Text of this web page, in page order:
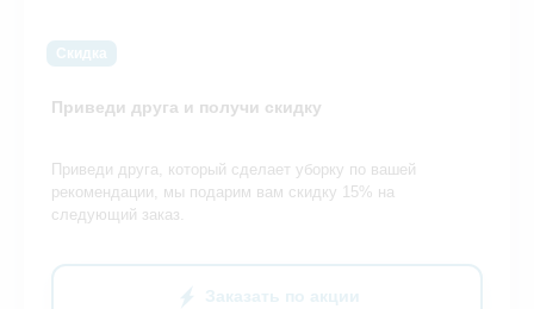
Скидка
Приведи друга и получи скидку
Приведи друга, который сделает уборку по вашей
рекомендации, мы подарим вам скидку 15% на
следующий заказ.
Заказать по акции